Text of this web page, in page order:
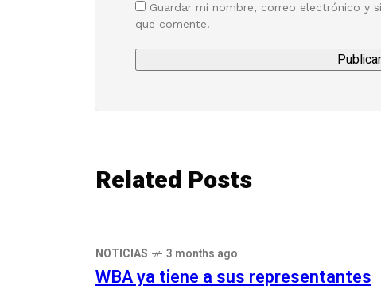
Guardar mi nombre, correo electrónico y
que comente.
Related Posts
NOTICIAS 3 months ago
WBA ya tiene a sus representantes